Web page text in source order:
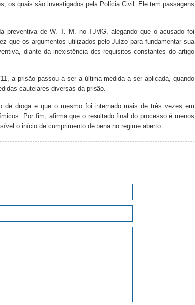
os quais são investigados pela Polícia Civil. Ele tem passagens
preventiva de W. T. M. no TJMG, alegando que o acusado foi
que os argumentos utilizados pelo Juízo para fundamentar sua
diante da inexistência dos requisitos constantes do artigo
a prisão passou a ser a última medida a ser aplicada, quando
cautelares diversas da prisão.
de droga e que o mesmo foi internado mais de três vezes em
Por fim, afirma que o resultado final do processo é menos
o início de cumprimento de pena no regime aberto.